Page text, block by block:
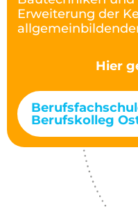
Erweiterung der
Hier
Berufskolleg